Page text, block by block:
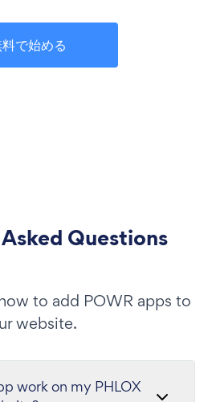
で始める
Questions
to add POWR apps to
website.
work on my PHLOX